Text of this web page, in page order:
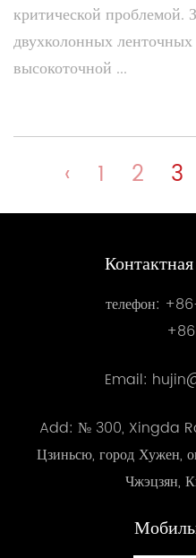
критической проблемой.
двухколонных
высокоточной ...
‹ 1 2 3
телефон:
Email:
Add: № 300, Xingda
Цзиньсю, город Хужен,
Чжэцзян,